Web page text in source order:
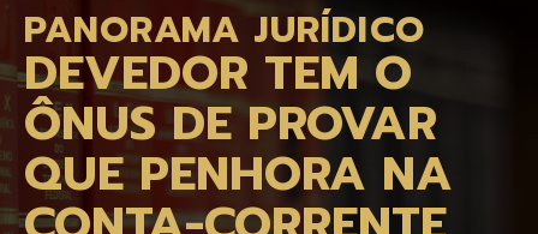
PANORAMA JURÍDICO
DEVEDOR TEM O
ÔNUS DE PROVAR
QUE PENHORA NA